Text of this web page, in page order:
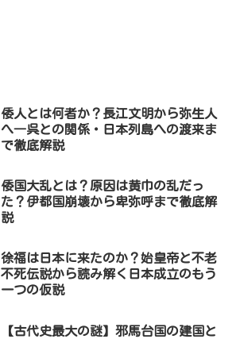
倭人とは何者か？長江文明から弥生人
へ―呉との関係・日本列島への渡来ま
で徹底解説
倭国大乱とは？原因は黄巾の乱だっ
た？伊都国崩壊から卑弥呼まで徹底解
説
徐福は日本に来たのか？始皇帝と不老
不死伝説から読み解く日本成立のもう
一つの仮説
【古代史最大の謎】邪馬台国の建国と